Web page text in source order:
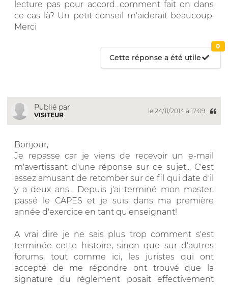
lecture pas pour accord...comment fait on dans
ce cas là? Un petit conseil m'aiderait beaucoup.
Merci
Cette réponse a été utile
0
Publié par
VISITEUR
le 24/11/2014 à 17:09
Bonjour,
Je repasse car je viens de recevoir un e-mail
m'avertissant d'une réponse sur ce sujet... C'est
assez amusant de retomber sur ce fil qui date d'il
y a deux ans... Depuis j'ai terminé mon master,
passé le CAPES et je suis dans ma première
année d'exercice en tant qu'enseignant!
A vrai dire je ne sais plus trop comment s'est
terminée cette histoire, sinon que sur d'autres
forums, tout comme ici, les juristes qui ont
accepté de me répondre ont trouvé que la
signature du règlement posait effectivement